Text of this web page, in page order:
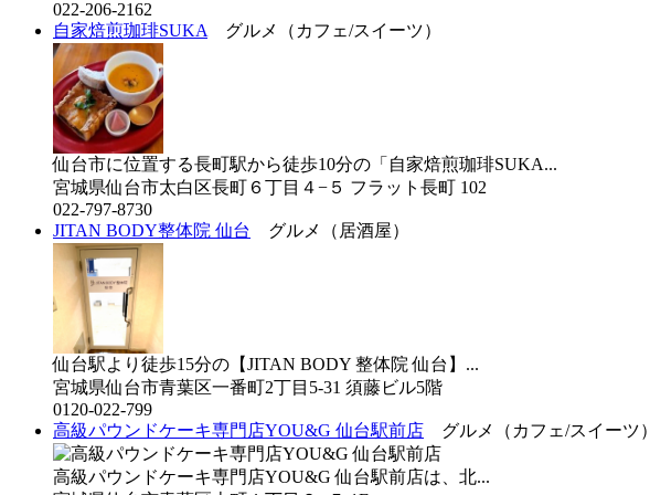
022-206-2162
自家焙煎珈琲SUKA グルメ（カフェ/スイーツ）
仙台市に位置する長町駅から徒歩10分の「自家焙煎珈琲SUKA...
宮城県仙台市太白区長町６丁目４−５ フラット長町 102
022-797-8730
JITAN BODY整体院 仙台
グルメ（居酒屋）
仙台駅より徒歩15分の【JITAN BODY 整体院 仙台】...
宮城県仙台市青葉区一番町2丁目5-31 須藤ビル5階
0120-022-799
高級パウンドケーキ専門店YOU&G 仙台駅前店 グルメ（カフェ/スイーツ）
高級パウンドケーキ専門店YOU&G 仙台駅前店は、北...